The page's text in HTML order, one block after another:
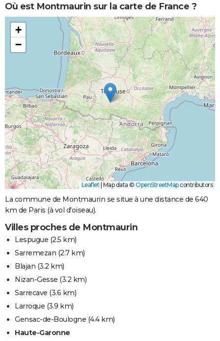
Où est Montmaurin sur la carte de France ?
+
−
Leaflet |Map data © OpenStreetMapcontributors
La commune de Montmaurin se situe à une distance de 640
km de Paris (à vol d'oiseau).
Villes proches de Montmaurin
Lespugue (2.5 km)
Sarremezan (2.7 km)
Blajan (3.2 km)
Nizan-Gesse (3.2 km)
Sarrecave (3.6 km)
Larroque (3.9 km)
Gensac-de-Boulogne (4.4 km)
Haute-Garonne